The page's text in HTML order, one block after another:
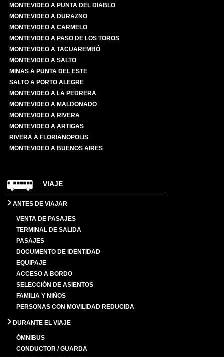
MONTEVIDEO A PUNTA DEL DIABLO
MONTEVIDEO A DURAZNO
MONTEVIDEO A CARMELO
MONTEVIDEO A PASO DE LOS TOROS
MONTEVIDEO A TACUAREMBÓ
MONTEVIDEO A SALTO
MINAS A PUNTA DEL ESTE
SALTO A PORTO ALEGRE
MONTEVIDEO A LA PEDRERA
MONTEVIDEO A MALDONADO
MONTEVIDEO A RIVERA
MONTEVIDEO A ARTIGAS
RIVERA A FLORIANOPOLIS
MONTEVIDEO A BUENOS AIRES
VIAJE
ANTES DE VIAJAR
VENTA DE PASAJES
TERMINAL DE SALIDA
PASAJES
DOCUMENTO DE IDENTIDAD
EQUIPAJE
ACCESO A BORDO
SELECCIÓN DE ASIENTOS
FAMILIA Y NIÑOS
PERSONAS CON MOVILIDAD REDUCIDA
DURANTE EL VIAJE
ÓMNIBUS
CONDUCTOR / GUARDA